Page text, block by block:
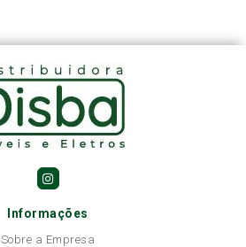
Informações
Sobre a Empresa